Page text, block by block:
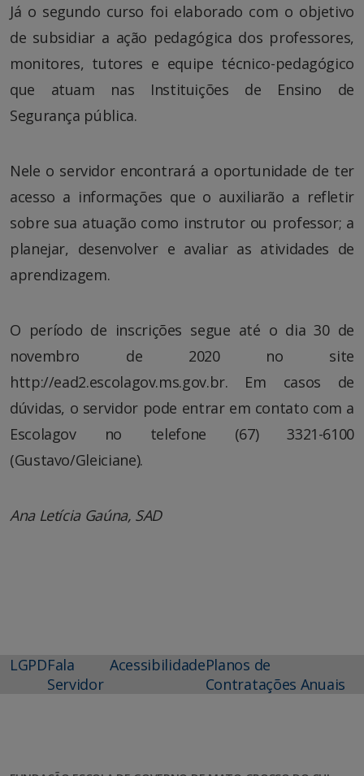
Já o segundo curso foi elaborado com o objetivo
de subsidiar a ação pedagógica dos professores,
monitores, tutores e equipe técnico-pedagógico
que atuam nas Instituições de Ensino de
Segurança pública.
Nele o servidor encontrará a oportunidade de ter
acesso a informações que o auxiliarão a refletir
sobre sua atuação como instrutor ou professor; a
planejar, desenvolver e avaliar as atividades de
aprendizagem.
O período de inscrições segue até o dia 30 de
novembro de 2020 no site
http://ead2.escolagov.ms.gov.br. Em casos de
dúvidas, o servidor pode entrar em contato com a
Escolagov no telefone (67) 3321-6100
(Gustavo/Gleiciane).
Ana Letícia Gaúna, SAD
LGPDFala
Servidor
AcessibilidadePlanos de
Contratações Anuais